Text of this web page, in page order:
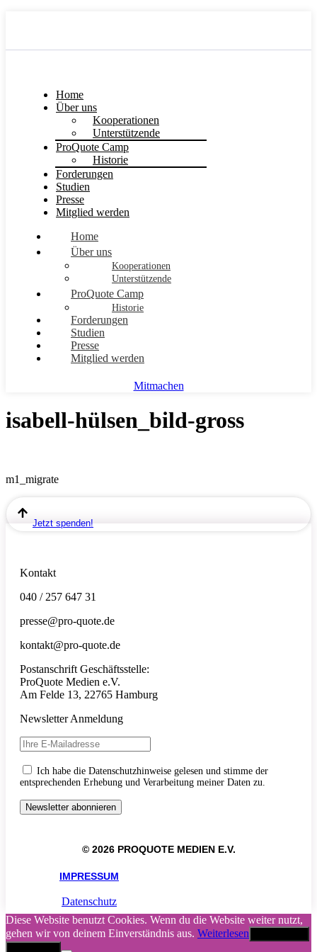
Home
Über uns
Kooperationen
Unterstützende
ProQuote Camp
Historie
Forderungen
Studien
Presse
Mitglied werden
Home
Über uns
Kooperationen
Unterstützende
ProQuote Camp
Historie
Forderungen
Studien
Presse
Mitglied werden
Mitmachen
isabell-hülsen_bild-gross
m1_migrate
Jetzt spenden!
Kontakt
040 / 257 647 31
presse@pro-quote.de
kontakt@pro-quote.de
Postanschrift Geschäftsstelle:
ProQuote Medien e.V.
Am Felde 13, 22765 Hamburg
Newsletter Anmeldung
Ich habe die Datenschutzhinweise gelesen und stimme der
entsprechenden Erhebung und Verarbeitung meiner Daten zu.
© 2026 PROQUOTE MEDIEN E.V.
IMPRESSUM
Datenschutz
Diese Website benutzt Cookies. Wenn du die Website weiter nutzt,
gehen wir von deinem Einverständnis aus. Weiterlesen